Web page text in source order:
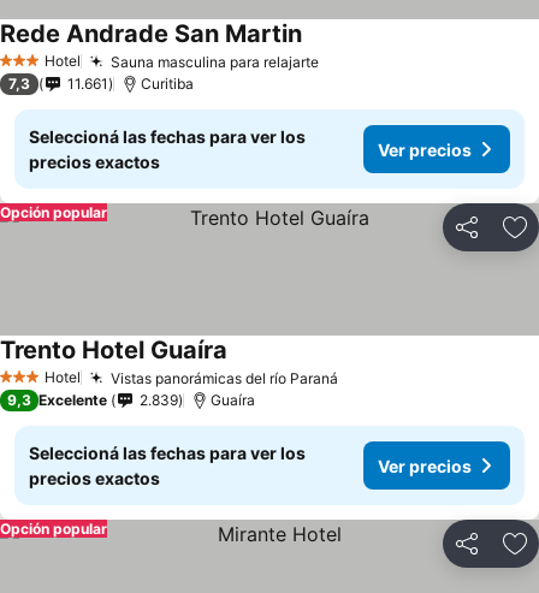
3 Estrellas
Hotel Sauna masculina para relajarte
Rede Andrade San Martin
7,3 11.661 Curitiba
Seleccioná las fechas para ver los
precios exactos
Ver precios
Compartir
Opción popular
3 Estrellas
Hotel Vistas panorámicas del río Paraná
Trento Hotel Guaíra
9,3 Excelente 2.839 Guaíra
Seleccioná las fechas para ver los
precios exactos
Ver precios
Compartir
Opción popular